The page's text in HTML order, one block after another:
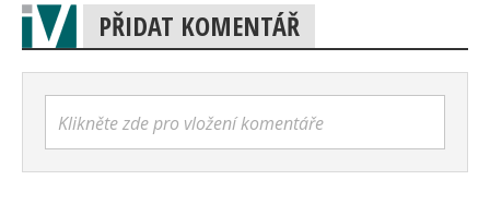
PŘIDAT KOMENTÁŘ
Klikněte zde pro vložení komentáře